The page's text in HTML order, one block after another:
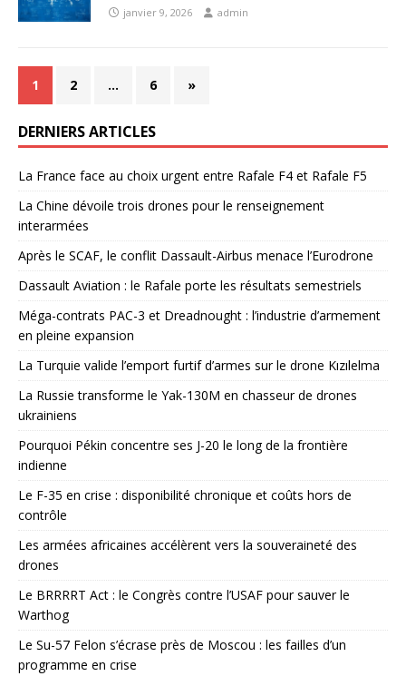
janvier 9, 2026 admin
1 2 … 6 »
DERNIERS ARTICLES
La France face au choix urgent entre Rafale F4 et Rafale F5
La Chine dévoile trois drones pour le renseignement
interarmées
Après le SCAF, le conflit Dassault-Airbus menace l’Eurodrone
Dassault Aviation : le Rafale porte les résultats semestriels
Méga-contrats PAC-3 et Dreadnought : l’industrie d’armement
en pleine expansion
La Turquie valide l’emport furtif d’armes sur le drone Kızılelma
La Russie transforme le Yak-130M en chasseur de drones
ukrainiens
Pourquoi Pékin concentre ses J-20 le long de la frontière
indienne
Le F-35 en crise : disponibilité chronique et coûts hors de
contrôle
Les armées africaines accélèrent vers la souveraineté des
drones
Le BRRRRT Act : le Congrès contre l’USAF pour sauver le
Warthog
Le Su-57 Felon s’écrase près de Moscou : les failles d’un
programme en crise